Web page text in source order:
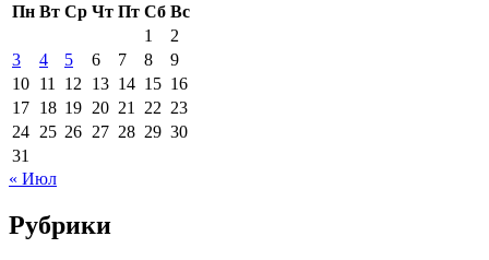
Пн Вт Ср Чт Пт Сб Вс
1
2
3
4 5 6 7 8
9
10 11 12 13 14 15 16
17 18 19 20 21 22 23
24 25 26 27 28 29 30
31
« Июл
Рубрики